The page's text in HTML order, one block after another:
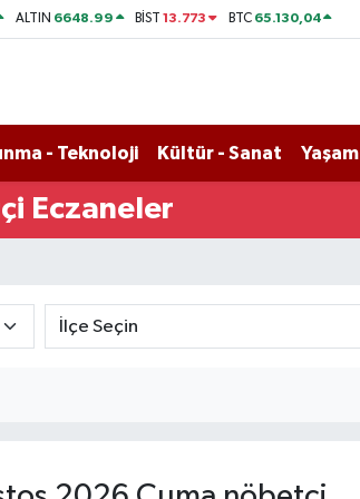
ALTIN 6648.99 BİST13.773 BTC 65.130,04
- Teknoloji Kültür - Sanat Yaşam
Eczaneler